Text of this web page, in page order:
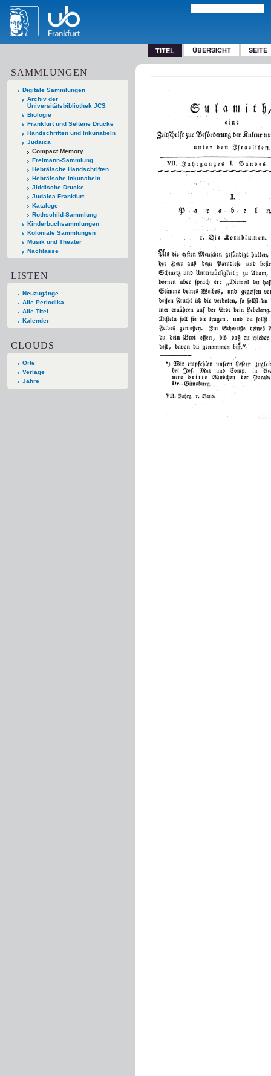
TITEL ÜBERSICHT SEITE
SAMMLUNGEN
Digitale Sammlungen
Archiv der
Universitätsbibliothek JCS
Biologie
Frankfurt und Seltene Drucke
Handschriften und Inkunabeln
Judaica
Compact Memory
Freimann-Sammlung
Hebräische Handschriften
Hebräische Inkunabeln
Jiddische Drucke
Judaica Frankfurt
Kataloge
Rothschild-Sammlung
Kinderbuchsammlungen
Koloniale Sammlungen
Musik und Theater
Nachlässe
LISTEN
Neuzugänge
Alle Periodika
Alle Titel
Kalender
CLOUDS
Orte
Verlage
Jahre